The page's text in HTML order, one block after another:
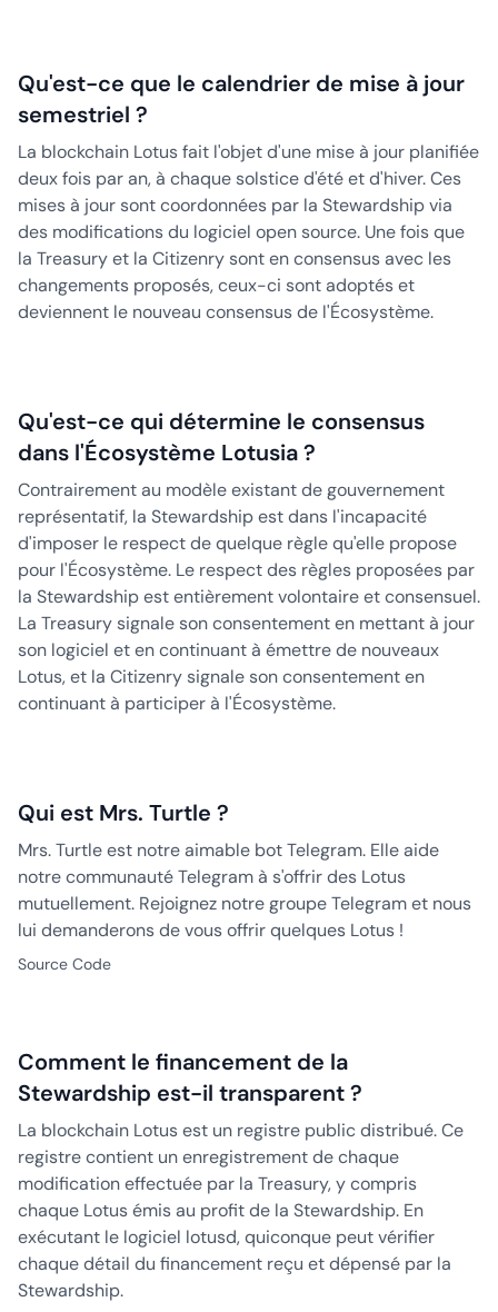
Qu'est-ce que le calendrier de mise à jour
semestriel ?
La blockchain Lotus fait l'objet d'une mise à jour planifiée
deux fois par an, à chaque solstice d'été et d'hiver. Ces
mises à jour sont coordonnées par la Stewardship via
des modifications du logiciel open source. Une fois que
la Treasury et la Citizenry sont en consensus avec les
changements proposés, ceux-ci sont adoptés et
deviennent le nouveau consensus de l'Écosystème.
Qu'est-ce qui détermine le consensus
dans l'Écosystème Lotusia ?
Contrairement au modèle existant de gouvernement
représentatif, la Stewardship est dans l'incapacité
d'imposer le respect de quelque règle qu'elle propose
pour l'Écosystème. Le respect des règles proposées par
la Stewardship est entièrement volontaire et consensuel.
La Treasury signale son consentement en mettant à jour
son logiciel et en continuant à émettre de nouveaux
Lotus, et la Citizenry signale son consentement en
continuant à participer à l'Écosystème.
Qui est Mrs. Turtle ?
Mrs. Turtle est notre aimable bot Telegram. Elle aide
notre communauté Telegram à s'offrir des Lotus
mutuellement. Rejoignez notre groupe Telegram et nous
lui demanderons de vous offrir quelques Lotus !
Source Code
Comment le financement de la
Stewardship est-il transparent ?
La blockchain Lotus est un registre public distribué. Ce
registre contient un enregistrement de chaque
modification effectuée par la Treasury, y compris
chaque Lotus émis au profit de la Stewardship. En
exécutant le logiciel lotusd, quiconque peut vérifier
chaque détail du financement reçu et dépensé par la
Stewardship.